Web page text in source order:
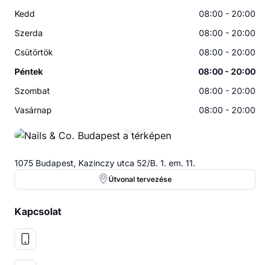
Kedd
08:00 - 20:00
Szerda
08:00 - 20:00
Csütörtök
08:00 - 20:00
Péntek
08:00 - 20:00
Szombat
08:00 - 20:00
Vasárnap
08:00 - 20:00
1075 Budapest, Kazinczy utca 52/B. 1. em. 11.
Útvonal tervezése
Kapcsolat